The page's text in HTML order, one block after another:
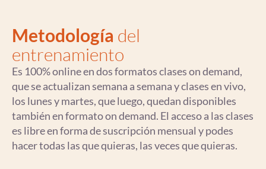
Metodología del
entrenamiento
Es 100% online en dos formatos clases on demand,
que se actualizan semana a semana y clases en vivo,
los lunes y martes, que luego, quedan disponibles
también en formato on demand. El acceso a las clases
es libre en forma de suscripción mensual y podes
hacer todas las que quieras, las veces que quieras.